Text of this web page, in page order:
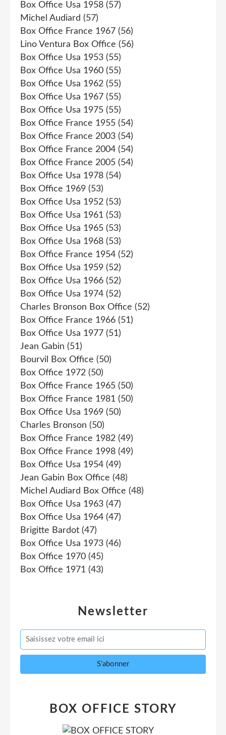
Newsletter
Box Office Usa 1958 (57)
Michel Audiard (57)
Box Office France 1967 (56)
Lino Ventura Box Office (56)
Box Office Usa 1953 (55)
Box Office Usa 1960 (55)
Box Office Usa 1962 (55)
Box Office Usa 1967 (55)
Box Office Usa 1975 (55)
Box Office France 1955 (54)
Box Office France 2003 (54)
Box Office France 2004 (54)
Box Office France 2005 (54)
Box Office Usa 1978 (54)
Box Office 1969 (53)
Box Office Usa 1952 (53)
Box Office Usa 1961 (53)
Box Office Usa 1965 (53)
Box Office Usa 1968 (53)
Box Office France 1954 (52)
Box Office Usa 1959 (52)
Box Office Usa 1966 (52)
Box Office Usa 1974 (52)
Charles Bronson Box Office (52)
Box Office France 1966 (51)
Box Office Usa 1977 (51)
Jean Gabin (51)
Bourvil Box Office (50)
Box Office 1972 (50)
Box Office France 1965 (50)
Box Office France 1981 (50)
Box Office Usa 1969 (50)
Charles Bronson (50)
Box Office France 1982 (49)
Box Office France 1998 (49)
Box Office Usa 1954 (49)
Jean Gabin Box Office (48)
Michel Audiard Box Office (48)
Box Office Usa 1963 (47)
Box Office Usa 1964 (47)
Brigitte Bardot (47)
Box Office Usa 1973 (46)
Box Office 1970 (45)
Box Office 1971 (43)
BOX OFFICE STORY